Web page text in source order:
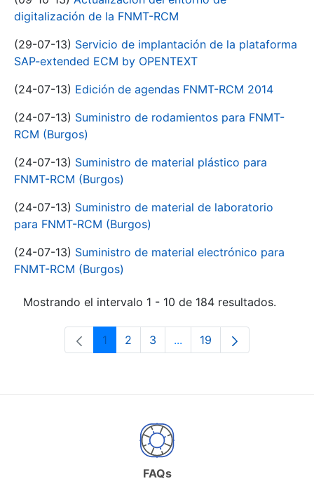
digitalización de la FNMT-RCM
(29-07-13) Servicio de implantación de la plataforma
SAP-extended ECM by OPENTEXT
(24-07-13) Edición de agendas FNMT-RCM 2014
(24-07-13) Suministro de rodamientos para FNMT-
RCM (Burgos)
(24-07-13) Suministro de material plástico para
FNMT-RCM (Burgos)
(24-07-13) Suministro de material de laboratorio
para FNMT-RCM (Burgos)
(24-07-13) Suministro de material electrónico para
FNMT-RCM (Burgos)
Mostrando el intervalo 1 - 10 de 184 resultados.
Página
1 Página
2 Página
3 ...Páginas intermedias Use
Página
19
FAQs